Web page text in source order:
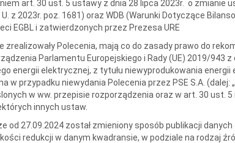
art. 30 ust. 5 ustawy z dnia 28 lipca 2023r. o zmianie
z 2023r. poz. 1681) oraz WDB (Warunki Dotyczące
EGBL i zatwierdzonych przez Prezesa URE
zrealizowały Polecenia, mają co do zasady prawo do
Parlamentu Europejskiego i Rady (UE) 2019/943
energii elektrycznej, z tytułu niewyprodukowania energii
w przypadku niewydania Polecenia przez PSE S.A. (dalej:
w ww. przepisie rozporządzenia oraz w art. 30 ust.
innych ustaw.
od 27.09.2024 został zmieniony sposób publikacji
redukcji w danym kwadransie, w podziale na rodzaj